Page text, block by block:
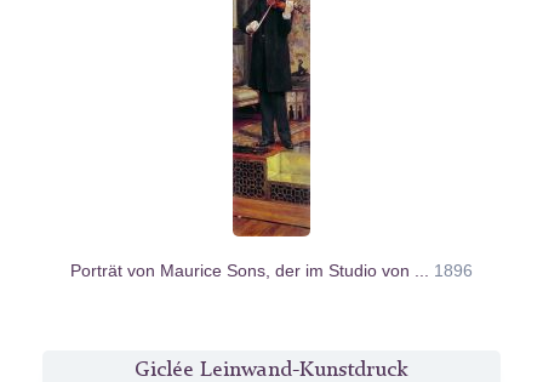
Porträt von Maurice Sons, der im Studio von ... 1896
Giclée Leinwand-Kunstdruck